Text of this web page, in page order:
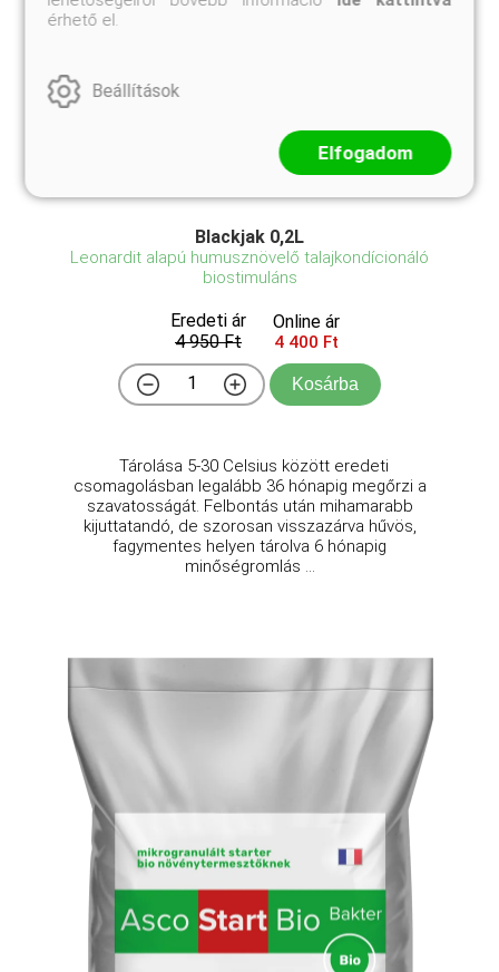
Blackjak 0,2L
Leonardit alapú humusznövelő talajkondícionáló
biostimuláns
Eredeti ár
4 950 Ft
Online ár
4 400 Ft
Kosárba
Tárolása 5-30 Celsius között eredeti
csomagolásban legalább 36 hónapig megőrzi a
szavatosságát. Felbontás után mihamarabb
kijuttatandó, de szorosan visszazárva hűvös,
fagymentes helyen tárolva 6 hónapig
minőségromlás ...
érhető el.
Beállítások
Elfogadom